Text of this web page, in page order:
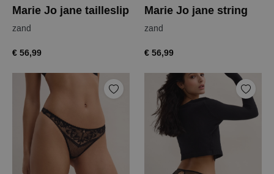
Marie Jo jane tailleslip
zand
€ 56,99
Marie Jo jane string
zand
€ 56,99